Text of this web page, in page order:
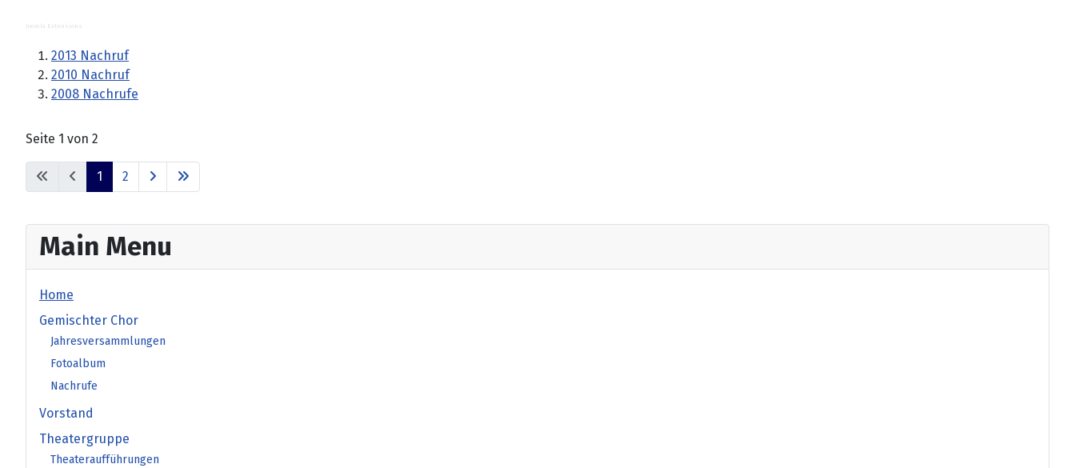
Main Menu
Home
Gemischter Chor
Jahresversammlungen
Fotoalbum
Nachrufe
Vorstand
Theatergruppe
Theateraufführungen
Joomla Extensions
2013 Nachruf
2010 Nachruf
2008 Nachrufe
Seite 1 von 2
1 2